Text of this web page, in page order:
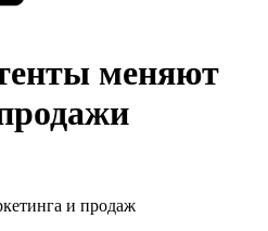
меняют
и продаж